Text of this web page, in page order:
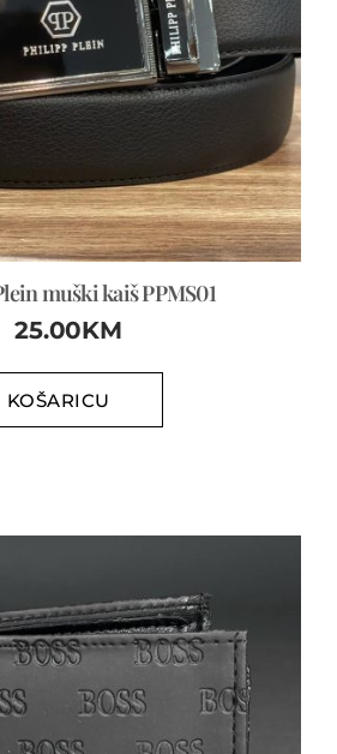
muški kaiš PPMS01
25.00KM